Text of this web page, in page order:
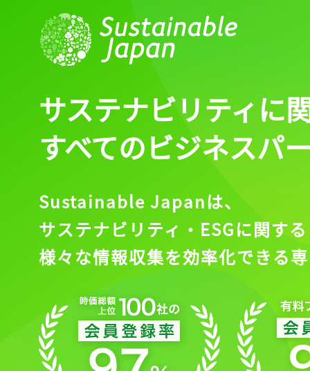
サステナビリティに
すべてのビジネスパ
Sustainable Japanは、
サステナビリティ・ESGに関する
様々な情報収集を効率化できる